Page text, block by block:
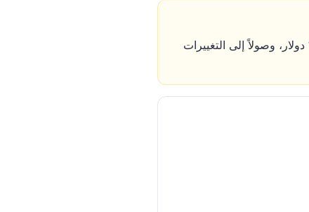
تغطية شاملة لآخر أخبار شركة OpenAI، بدءاً من إطلاق باقة الاشتراك الشهرية الجديدة بقيمة 100 دولار، وصولاً إلى التغييرات